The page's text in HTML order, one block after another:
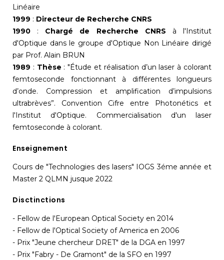
Linéaire
1999 : Directeur de Recherche CNRS
1990 : Chargé de Recherche CNRS à l'Institut
d'Optique dans le groupe d'Optique Non Linéaire dirigé
par Prof. Alain BRUN
1989 : Thèse : "Étude et réalisation d’un laser à colorant
femtoseconde fonctionnant à différentes longueurs
d’onde. Compression et amplification d’impulsions
ultrabrèves”. Convention Cifre entre Photonétics et
l'Institut d'Optique. Commercialisation d'un laser
femtoseconde à colorant.
Enseignement
Cours de "Technologies des lasers" IOGS 3éme année et
Master 2 QLMN jusque 2022
Disctinctions
- Fellow de l'European Optical Society en 2014
- Fellow de l'Optical Society of America en 2006
- Prix "Jeune chercheur DRET" de la DGA en 1997
- Prix "Fabry - De Gramont" de la SFO en 1997